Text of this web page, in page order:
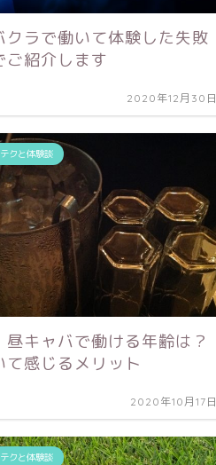
クラで働いて体験した失敗
ご紹介します
2020年12月30日
クと体験談
昼キャバで働ける年齢は？
て感じるメリット
2020年10月17日
クと体験談